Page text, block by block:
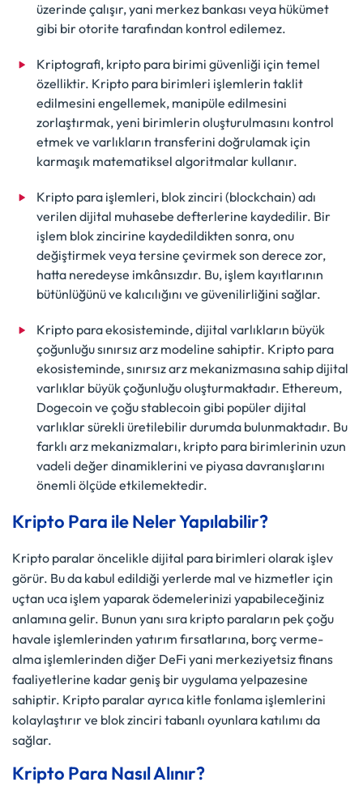
üzerinde çalışır, yani merkez bankası veya hükümet
gibi bir otorite tarafından kontrol edilemez.
Kriptografi, kripto para birimi güvenliği için temel
özelliktir. Kripto para birimleri işlemlerin taklit
edilmesini engellemek, manipüle edilmesini
zorlaştırmak, yeni birimlerin oluşturulmasını kontrol
etmek ve varlıkların transferini doğrulamak için
karmaşık matematiksel algoritmalar kullanır.
Kripto para işlemleri, blok zinciri (blockchain) adı
verilen dijital muhasebe defterlerine kaydedilir. Bir
işlem blok zincirine kaydedildikten sonra, onu
değiştirmek veya tersine çevirmek son derece zor,
hatta neredeyse imkânsızdır. Bu, işlem kayıtlarının
bütünlüğünü ve kalıcılığını ve güvenilirliğini sağlar.
Kripto para ekosisteminde, dijital varlıkların büyük
çoğunluğu sınırsız arz modeline sahiptir. Kripto para
ekosisteminde, sınırsız arz mekanizmasına sahip dijital
varlıklar büyük çoğunluğu oluşturmaktadır. Ethereum,
Dogecoin ve çoğu stablecoin gibi popüler dijital
varlıklar sürekli üretilebilir durumda bulunmaktadır. Bu
farklı arz mekanizmaları, kripto para birimlerinin uzun
vadeli değer dinamiklerini ve piyasa davranışlarını
önemli ölçüde etkilemektedir.
Kripto Para ile Neler Yapılabilir?
Kripto paralar öncelikle dijital para birimleri olarak işlev
görür. Bu da kabul edildiği yerlerde mal ve hizmetler için
uçtan uca işlem yaparak ödemelerinizi yapabileceğiniz
anlamına gelir. Bunun yanı sıra kripto paraların pek çoğu
havale işlemlerinden yatırım fırsatlarına, borç verme-
alma işlemlerinden diğer DeFi yani merkeziyetsiz finans
faaliyetlerine kadar geniş bir uygulama yelpazesine
sahiptir. Kripto paralar ayrıca kitle fonlama işlemlerini
kolaylaştırır ve blok zinciri tabanlı oyunlara katılımı da
sağlar.
Kripto Para Nasıl Alınır?